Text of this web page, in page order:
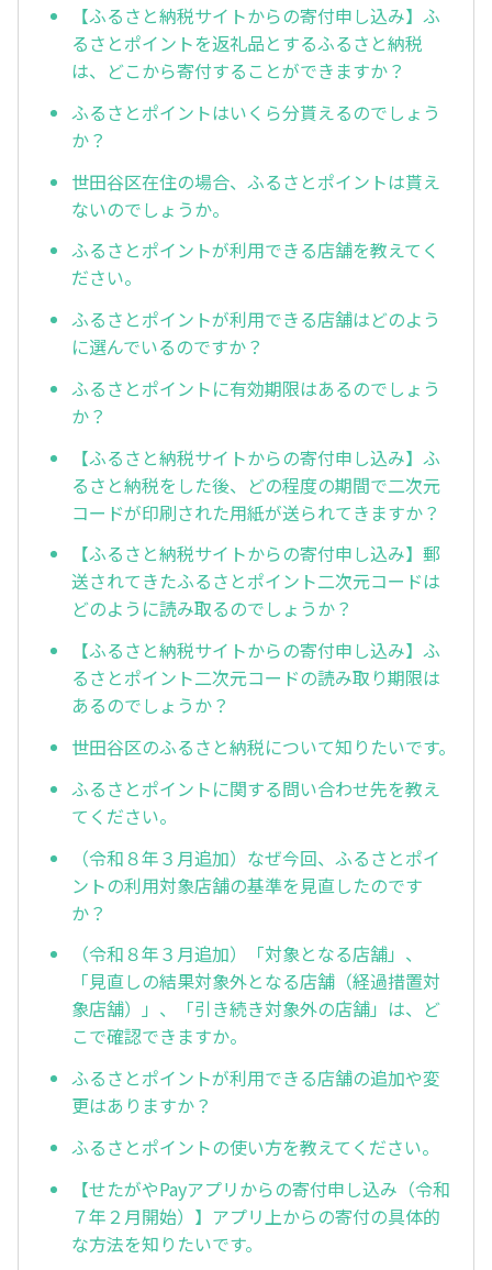
【ふるさと納税サイトからの寄付申し込み】ふ
るさとポイントを返礼品とするふるさと納税
は、どこから寄付することができますか？
ふるさとポイントはいくら分貰えるのでしょう
か？
世田谷区在住の場合、ふるさとポイントは貰え
ないのでしょうか。
ふるさとポイントが利用できる店舗を教えてく
ださい。
ふるさとポイントが利用できる店舗はどのよう
に選んでいるのですか？
ふるさとポイントに有効期限はあるのでしょう
か？
【ふるさと納税サイトからの寄付申し込み】ふ
るさと納税をした後、どの程度の期間で二次元
コードが印刷された用紙が送られてきますか？
【ふるさと納税サイトからの寄付申し込み】郵
送されてきたふるさとポイント二次元コードは
どのように読み取るのでしょうか？
【ふるさと納税サイトからの寄付申し込み】ふ
るさとポイント二次元コードの読み取り期限は
あるのでしょうか？
世田谷区のふるさと納税について知りたいです。
ふるさとポイントに関する問い合わせ先を教え
てください。
（令和８年３月追加）なぜ今回、ふるさとポイ
ントの利用対象店舗の基準を見直したのです
か？
（令和８年３月追加）「対象となる店舗」、
「見直しの結果対象外となる店舗（経過措置対
象店舗）」、「引き続き対象外の店舗」は、ど
こで確認できますか。
ふるさとポイントが利用できる店舗の追加や変
更はありますか？
ふるさとポイントの使い方を教えてください。
【せたがやPayアプリからの寄付申し込み（令和
７年２月開始）】アプリ上からの寄付の具体的
な方法を知りたいです。